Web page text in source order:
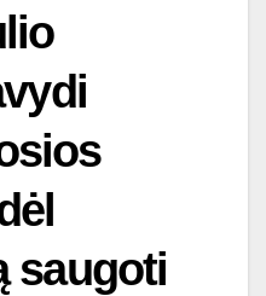
saugoti